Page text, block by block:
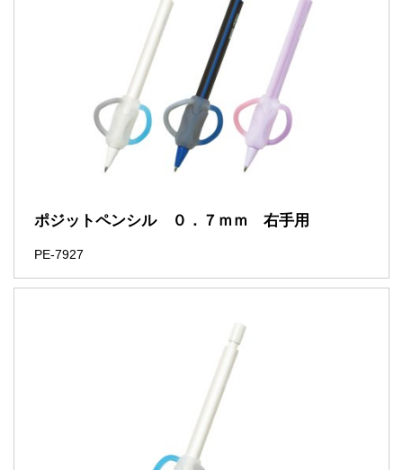
ポジットペンシル ０．７ｍｍ 右手用
PE-7927